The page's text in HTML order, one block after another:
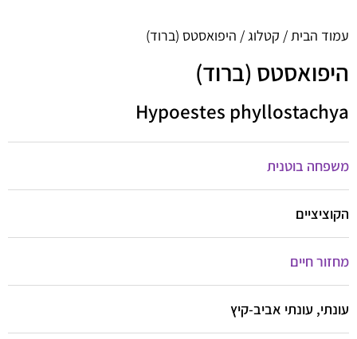
עמוד הבית / קטלוג / היפואסטס (ברוד)
היפואסטס (ברוד)
Hypoestes phyllostachya
משפחה בוטנית
הקוציציים
מחזור חיים
עונתי, עונתי אביב-קיץ